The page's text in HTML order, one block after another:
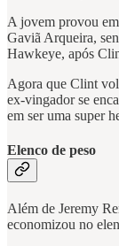
A jovem provou
Gaviã Arqueira,
Hawkeye, após
Agora que Clint
ex-vingador se
em ser uma super
Elenco de peso
Além de Jeremy
economizou no